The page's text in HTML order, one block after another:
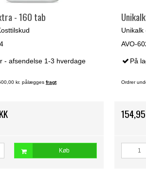
- 160 tab
- afsendelse 1-3 hverdage
kr. pålægges fragt
Køb
Unikalk
AVO-
På
Ordrer